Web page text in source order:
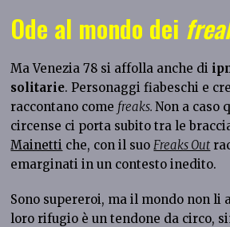
Ode al mondo dei
Ma Venezia 78 si affolla anche di
solitarie. Personaggi fiabeschi e
raccontano come freaks.Non a caso
circense ci porta subito tra le
Mainetti che, con il suo Freaks Out
emarginati in un contesto inedito.
Sono supereroi, ma il mondo non li
loro rifugio è un tendone da circo,